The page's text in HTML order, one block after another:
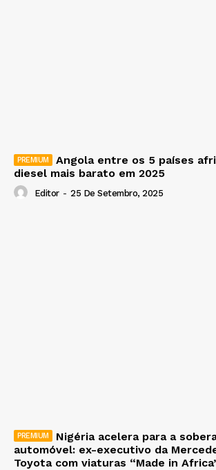
Angola entre os 5 países
diesel mais barato em 2025
Editor - 25 De Setembro, 2025
Nigéria acelera para a
automóvel: ex-executivo da
Toyota com viaturas “Made in